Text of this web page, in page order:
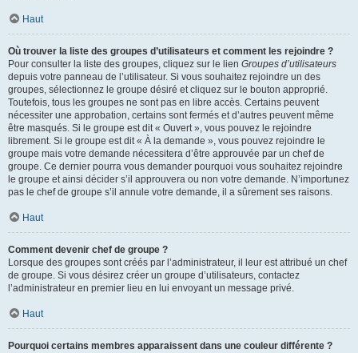
Haut
Où trouver la liste des groupes d’utilisateurs et comment les rejoindre ?
Pour consulter la liste des groupes, cliquez sur le lien Groupes d’utilisateurs
depuis votre panneau de l’utilisateur. Si vous souhaitez rejoindre un des
groupes, sélectionnez le groupe désiré et cliquez sur le bouton approprié.
Toutefois, tous les groupes ne sont pas en libre accès. Certains peuvent
nécessiter une approbation, certains sont fermés et d’autres peuvent même
être masqués. Si le groupe est dit « Ouvert », vous pouvez le rejoindre
librement. Si le groupe est dit « À la demande », vous pouvez rejoindre le
groupe mais votre demande nécessitera d’être approuvée par un chef de
groupe. Ce dernier pourra vous demander pourquoi vous souhaitez rejoindre
le groupe et ainsi décider s’il approuvera ou non votre demande. N’importunez
pas le chef de groupe s’il annule votre demande, il a sûrement ses raisons.
Haut
Comment devenir chef de groupe ?
Lorsque des groupes sont créés par l’administrateur, il leur est attribué un chef
de groupe. Si vous désirez créer un groupe d’utilisateurs, contactez
l’administrateur en premier lieu en lui envoyant un message privé.
Haut
Pourquoi certains membres apparaissent dans une couleur différente ?